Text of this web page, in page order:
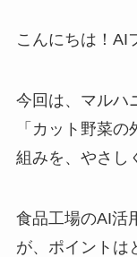
こんにちは！AI
今回は、マルハ
「カット野菜
組みを、やさし
食品工場のAI活
が、ポイントは